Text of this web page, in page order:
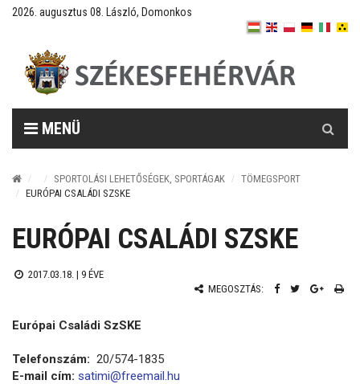
2026. augusztus 08. László, Domonkos
MENÜ
SPORTOLÁSI LEHETŐSÉGEK, SPORTÁGAK
TÖMEGSPORT
EURÓPAI CSALÁDI SZSKE
EURÓPAI CSALÁDI SZSKE
2017.03.18. | 9 ÉVE
MEGOSZTÁS:
Európai Családi SzSKE
Telefonszám: 20/574-1835
E-mail cím: satimi@freemail.hu